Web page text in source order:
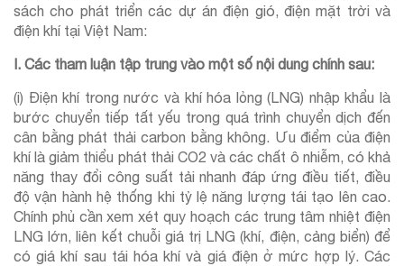
sách cho phát triển các dự án điện gió, điện mặt trời và
điện khí tại Việt Nam:
I. Các tham luận tập trung vào một số nội dung chính sau:
(i) Điện khí trong nước và khí hóa lỏng (LNG) nhập khẩu là
bước chuyển tiếp tất yếu trong quá trình chuyển dịch đến
cân bằng phát thải carbon bằng không. Ưu điểm của điện
khí là giảm thiểu phát thải CO2 và các chất ô nhiễm, có khả
năng thay đổi công suất tải nhanh đáp ứng điều tiết, điều
độ vận hành hệ thống khi tỷ lệ năng lượng tái tạo lên cao.
Chính phủ cần xem xét quy hoạch các trung tâm nhiệt điện
LNG lớn, liên kết chuỗi giá trị LNG (khí, điện, cảng biển) để
có giá khí sau tái hóa khí và giá điện ở mức hợp lý. Các